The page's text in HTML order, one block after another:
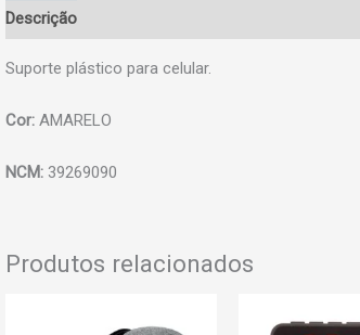
Descrição
Suporte plástico para celular.
Cor: AMARELO
NCM: 39269090
Produtos relacionados